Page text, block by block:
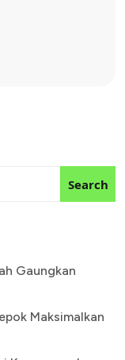
Search
Gaungkan
Maksimalkan